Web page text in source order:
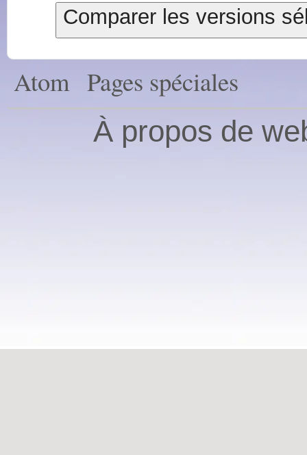
Atom Pages spéciales
À propos de